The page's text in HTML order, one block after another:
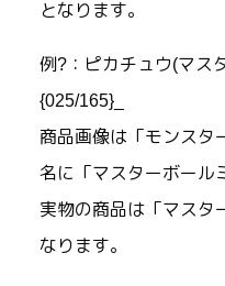
となります。
例?：ピカチュウ(マス
{025/165}_
商品画像は「モンスタ
名に「マスターボール
実物の商品は「マスタ
なります。